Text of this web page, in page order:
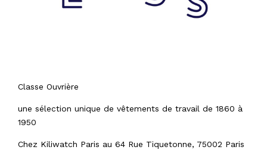
Classe Ouvrière
une sélection unique de vêtements de travail de 1860 à
1950
Chez Kiliwatch Paris au 64 Rue Tiquetonne, 75002 Paris